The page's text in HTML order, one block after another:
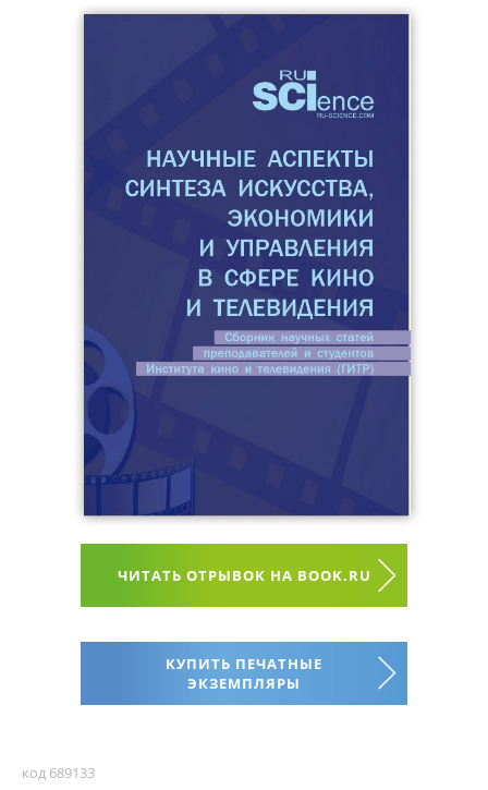
ЧИТАТЬ ОТРЫВОК НА BOOK.RU
КУПИТЬ ПЕЧАТНЫЕ
ЭКЗЕМПЛЯРЫ
код 689133